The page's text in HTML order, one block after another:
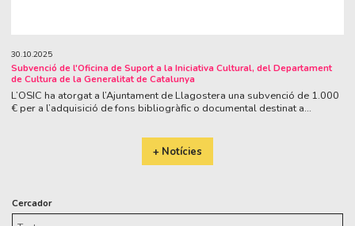
30.10.2025
Subvenció de l'Oficina de Suport a la Iniciativa Cultural, del Departament
de Cultura de la Generalitat de Catalunya
L’OSIC ha atorgat a l’Ajuntament de Llagostera una subvenció de 1.000
€ per a l’adquisició de fons bibliogràfic o documental destinat a...
+ Notícies
Cercador